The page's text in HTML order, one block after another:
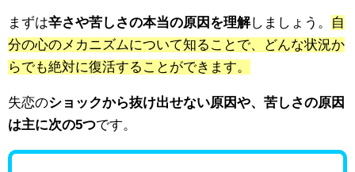
まずは辛さや苦しさの本当の原因を理解しましょう。
自
分の心のメカニズムについて知ることで、どんな状況か
らでも絶対に復活することができます。
失恋のショックから抜け出せない原因や、苦しさの原因
は主に次の5つです。